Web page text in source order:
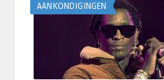
AANKONDIGINGEN